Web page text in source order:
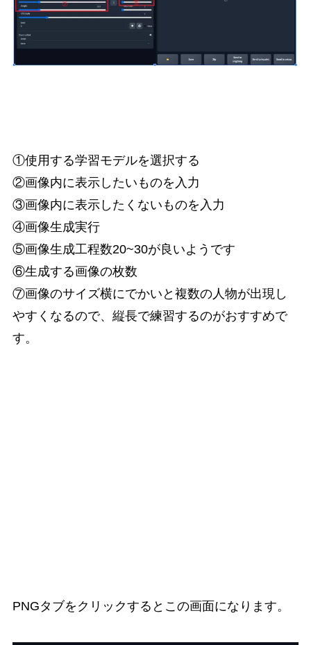
①使用する学習モデルを選択する
②画像内に表示したいものを入力
③画像内に表示したくないものを入力
④画像生成実行
⑤画像生成工程数20~30が良いようです
⑥生成する画像の枚数
⑦画像のサイズ横にでかいと複数の人物が出現し
やすくなるので、縦長で練習するのがおすすめで
す。
PNGタブをクリックするとこの画面になります。